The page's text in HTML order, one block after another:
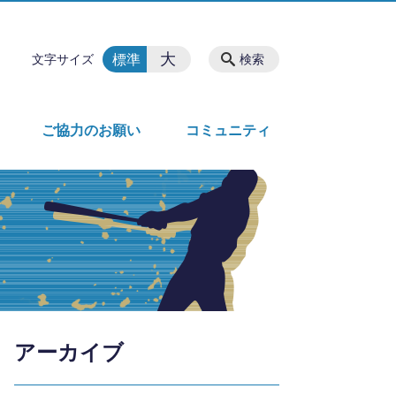
ご協力のお願い コミュニティ
検索
文字サイズ 標準 大
アーカイブ